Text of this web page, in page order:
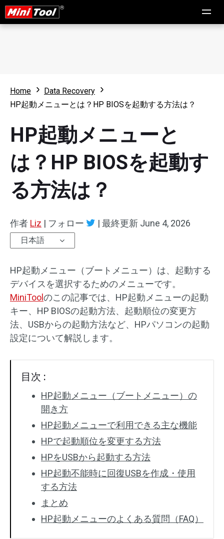
Home
Data Recovery
HP起動メニューとは？HP BIOSを起動する方法は？
HP起動メニューと
は？HP BIOSを起動す
る方法は？
作者 Liz | フォロー | 最終更新 June 4, 2026
日本語
HP起動メニュー（ブートメニュー）は、起動する
デバイスを選択するためのメニューです。
MiniToolのこの記事では、HP起動メニューの起動
キー、HP BIOSの起動方法、起動順位の変更方
法、USBからの起動方法など、HPパソコンの起動
設定について解説します。
目次 :
HP起動メニュー（ブートメニュー）の
開き方
HP起動メニューで利用できる主な機能
HPで起動順位を変更する方法
HPをUSBから起動する方法
HP起動不能時に回復USBを作成・使用
する方法
まとめ
HP起動メニューのよくある質問（FAQ）